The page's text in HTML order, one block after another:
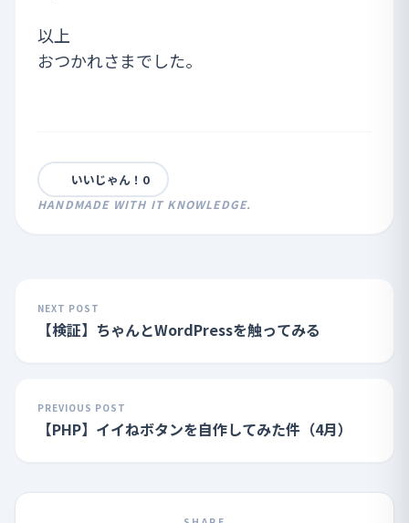
以上
おつかれさまでした。
いいじゃん！ 0
HANDMADE WITH IT KNOWLEDGE.
NEXT POST
【検証】ちゃんとWordPressを触ってみる
PREVIOUS POST
【PHP】イイねボタンを自作してみた件（4月）